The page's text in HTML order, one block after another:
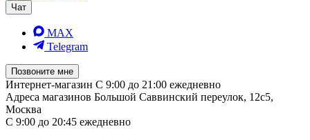
Чат
MAX
Telegram
Позвоните мне
Интернет-магазин С 9:00 до 21:00 ежедневно
Адреса магазинов Большой Саввинский переулок, 12с5,
Москва
С 9:00 до 20:45 ежедневно